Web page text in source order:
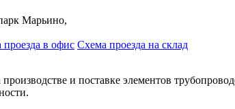
Марьино,
проезда в офис Схема проезда на склад
и поставке элементов